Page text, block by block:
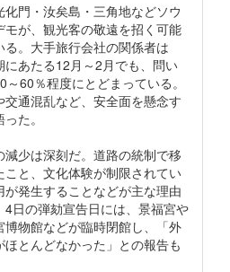
門・汝矣島・三角地などソウ
モが、観光客の敬遠を招く可能
。大手旅行会社の関係者は
にあたる12月～2月でも、問い
60％程度にとどまっている。
通混乱など、安全面を懸念す
た。
少は深刻だ。道路の統制で移
こと、文化体験が制限されてい
が発生することなどが主な理由
4日の弾劾宣告日には、景福宮や
博物館などが臨時閉館し、「外
ほとんどなかった」との報告も